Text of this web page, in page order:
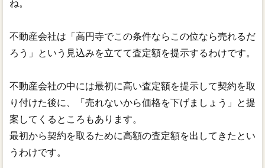
ね。
不動産会社は「高円寺でこの条件ならこの位なら売れるだ
ろう」という見込みを立てて査定額を提示するわけです。
不動産会社の中には最初に高い査定額を提示して契約を取
り付けた後に、「売れないから価格を下げましょう」と提
案してくるところもあります。
最初から契約を取るために高額の査定額を出してきたとい
うわけです。